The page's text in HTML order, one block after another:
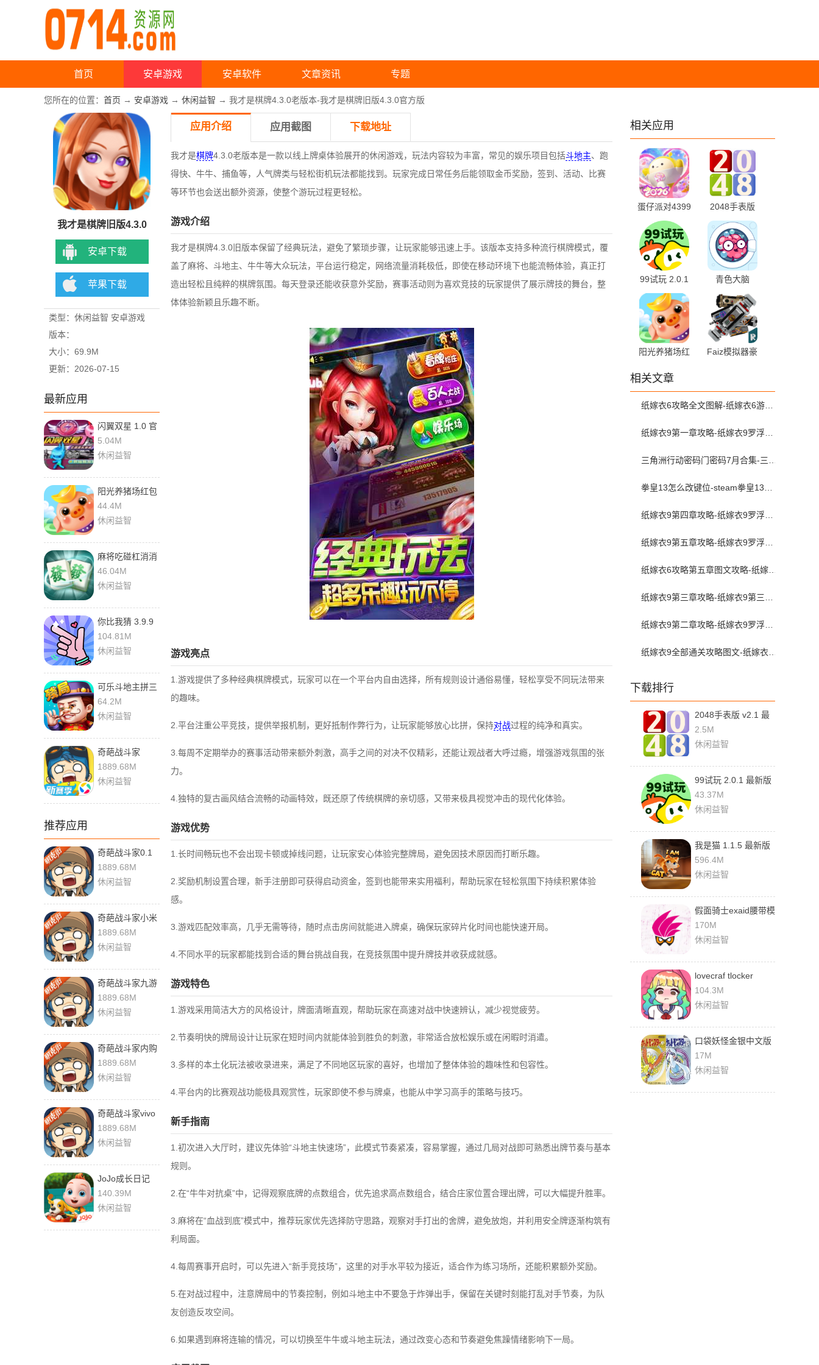
首页 安卓游戏 安卓软件 文章资讯 专题
您所在的位置： 首页 → 安卓游戏 → 休闲益智 → 我才是棋牌4.3.0老版本-我才是棋牌旧版4.3.0官方版
我才是棋牌旧版4.3.0
安卓下载
苹果下载
类型：休闲益智 安卓游戏
版本：
大小：69.9M
更新：2026-07-15
最新应用
闪翼双星 1.0 官
方版
5.04M
休闲益智
阳光养猪场红包
版 1.5.1 手机版
44.4M
休闲益智
麻将吃碰杠消消
1.0 官方版
46.04M
休闲益智
你比我猜 3.9.9
官方版
104.81M
休闲益智
可乐斗地主拼三
张 v1.4.9 安卓
版
64.2M
休闲益智
奇葩战斗家
1.121.0
1889.68M
休闲益智
推荐应用
奇葩战斗家0.1
折 1.121.0 最新
版
1889.68M
休闲益智
奇葩战斗家小米
版 1.121.0 官方
版
1889.68M
休闲益智
奇葩战斗家九游
1.121.0 手机版
1889.68M
休闲益智
奇葩战斗家内购
版 1.121.0 安卓
版
1889.68M
休闲益智
奇葩战斗家vivo
渠道服 1.121.0
安卓版
1889.68M
休闲益智
JoJo成长日记
9.92.00.00
140.39M
休闲益智
应用介绍 应用截图 下载地址
我才是棋牌4.3.0老版本是一款以线上牌桌体验展开的休闲游戏，玩法内容较为丰富，常见的娱乐项目包括斗地主、跑
得快、牛牛、捕鱼等，人气牌类与轻松街机玩法都能找到。玩家完成日常任务后能领取金币奖励，签到、活动、比赛
等环节也会送出额外资源，使整个游玩过程更轻松。
游戏介绍
我才是棋牌4.3.0 旧版本保留了经典玩法，避免了繁琐步骤，让玩家能够迅速上手。该版本支持多种流行棋牌模式，覆
盖了麻将、斗地主、牛牛等大众玩法，平台运行稳定，网络流量消耗极低，即使在移动环境下也能流畅体验，真正打
造出轻松且纯粹的棋牌氛围。每天登录还能收获意外奖励，赛事活动则为喜欢竞技的玩家提供了展示牌技的舞台，整
体体验新颖且乐趣不断。
游戏亮点
1.游戏提供了多种经典棋牌模式，玩家可以在一个平台内自由选择，所有规则设计通俗易懂，轻松享受不同玩法带来
的趣味。
2.平台注重公平竞技，提供举报机制，更好抵制作弊行为，让玩家能够放心比拼，保持对战过程的纯净和真实。
3.每周不定期举办的赛事活动带来额外刺激，高手之间的对决不仅精彩，还能让观战者大呼过瘾，增强游戏氛围的张
力。
4.独特的复古画风结合流畅的动画特效，既还原了传统棋牌的亲切感，又带来极具视觉冲击的现代化体验。
游戏优势
1.长时间畅玩也不会出现卡顿或掉线问题，让玩家安心体验完整牌局，避免因技术原因而打断乐趣。
2.奖励机制设置合理，新手注册即可获得启动资金，签到也能带来实用福利，帮助玩家在轻松氛围下持续积累体验
感。
3.游戏匹配效率高，几乎无需等待，随时点击房间就能进入牌桌，确保玩家碎片化时间也能快速开局。
4.不同水平的玩家都能找到合适的舞台挑战自我，在竞技氛围中提升牌技并收获成就感。
游戏特色
1.游戏采用简洁大方的风格设计，牌面清晰直观，帮助玩家在高速对战中快速辨认，减少视觉疲劳。
2.节奏明快的牌局设计让玩家在短时间内就能体验到胜负的刺激，非常适合放松娱乐或在闲暇时消遣。
3.多样的本土化玩法被收录进来，满足了不同地区玩家的喜好，也增加了整体体验的趣味性和包容性。
4.平台内的比赛观战功能极具观赏性，玩家即使不参与牌桌，也能从中学习高手的策略与技巧。
新手指南
1.初次进入大厅时，建议先体验“斗地主快速场”，此模式节奏紧凑，容易掌握，通过几局对战即可熟悉出牌节奏与基本
规则。
2.在“牛牛对抗桌”中，记得观察底牌的点数组合，优先追求高点数组合，结合庄家位置合理出牌，可以大幅提升胜率。
3.麻将在“血战到底”模式中，推荐玩家优先选择防守思路，观察对手打出的舍牌，避免放炮，并利用安全牌逐渐构筑有
利局面。
4.每周赛事开启时，可以先进入“新手竞技场”，这里的对手水平较为接近，适合作为练习场所，还能积累额外奖励。
5.在对战过程中，注意牌局中的节奏控制，例如斗地主中不要急于炸弹出手，保留在关键时刻能打乱对手节奏，为队
友创造反攻空间。
6.如果遇到麻将连输的情况，可以切换至牛牛或斗地主玩法，通过改变心态和节奏避免焦躁情绪影响下一局。
相关应用
蛋仔派对4399
渠道服 1.0.277
手机版
2048手表版
v2.1 最新版
99试玩 2.0.1
最新版
青色大脑
1.35.4 官方版
阳光养猪场红
机版
Faiz模拟器豪
相关文章
下载排行
2048手表版 v2.1 最
新版
2.5M
休闲益智
99试玩 2.0.1 最新版
43.37M
休闲益智
我是猫 1.1.5 最新版
596.4M
休闲益智
假面骑士exaid腰带模
拟器 v8 手机版
170M
休闲益智
lovecraf tlocker
1.2.11 安卓版
104.3M
休闲益智
口袋妖怪金银中文版
v3.0 最新版
17M
休闲益智